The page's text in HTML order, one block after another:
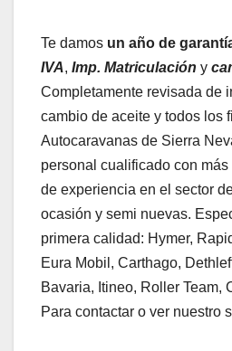
Te damos un año de
IVA, Imp. Matriculación y
Completamente revisada de
cambio de aceite y todos los
Autocaravanas de Sierra
personal cualificado con
de experiencia en el sector
ocasión y semi nuevas.
primera calidad: Hymer,
Eura Mobil, Carthago,
Bavaria, Itineo, Roller Team,
Para contactar o ver nuestro